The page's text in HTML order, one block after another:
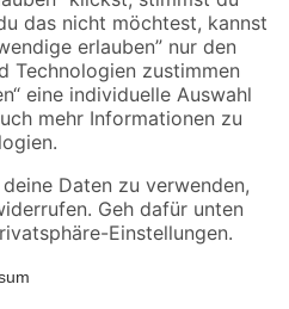
Die dargestellten Angebote sind unter
Die angegebenen Verfügbarkeiten beziehen
nicht für Artikel mit Speditionsversand, hier